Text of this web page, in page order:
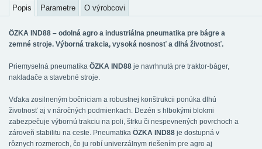
Popis Parametre O výrobcovi
ÖZKA IND88 – odolná agro a industriálna pneumatika pre bágre a
zemné stroje. Výborná trakcia, vysoká nosnosť a dlhá životnosť.
Priemyselná pneumatika ÖZKA IND88 je navrhnutá pre traktor-báger,
nakladače a stavebné stroje.
Vďaka zosilneným bočniciam a robustnej konštrukcii ponúka dlhú
životnosť aj v náročných podmienkach. Dezén s hlbokými blokmi
zabezpečuje výbornú trakciu na poli, štrku či nespevnených povrchoch a
zároveň stabilitu na ceste. Pneumatika ÖZKA IND88 je dostupná v
rôznych rozmeroch, čo ju robí univerzálnym riešením pre agro aj